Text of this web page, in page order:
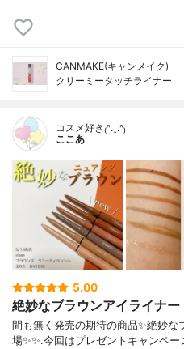
CANMAKE(キャンメイク)
クリーミータッチライナー
コスメ好き₍ᐢ.ˬ.ᐢ₎
ここあ
5.00
絶妙なブラウンアイライナー
間も無く発売の期待の商品✨絶妙
場✨✨.今回はプレゼントキャンペ